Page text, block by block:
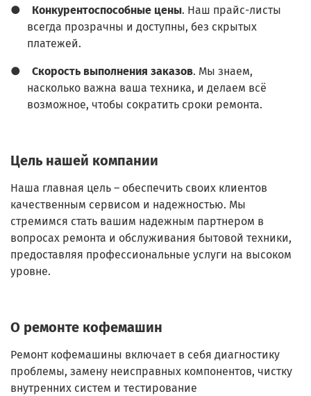
● Конкурентоспособные цены. Наш прайс-листы
всегда прозрачны и доступны, без скрытых
платежей.
● Скорость выполнения заказов. Мы знаем,
насколько важна ваша техника, и делаем всё
возможное, чтобы сократить сроки ремонта.
Цель нашей компании
Наша главная цель – обеспечить своих клиентов
качественным сервисом и надежностью. Мы
стремимся стать вашим надежным партнером в
вопросах ремонта и обслуживания бытовой техники,
предоставляя профессиональные услуги на высоком
уровне.
О ремонте кофемашин
Ремонт кофемашины включает в себя диагностику
проблемы, замену неисправных компонентов, чистку
внутренних систем и тестирование